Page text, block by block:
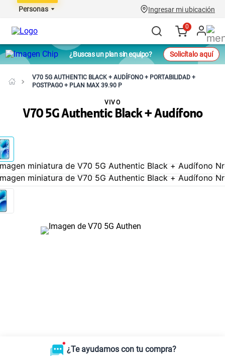
Personas Ingresar mi ubicación
0
¿Buscas un plan sin equipo? Solicítalo aquí
V70 5G AUTHENTIC BLACK + AUDÍFONO + PORTABILIDAD +
POSTPAGO + PLAN MAX 39.90 P
V70 5G Authentic Black + Audífono
VIVO
¿Te ayudamos con tu compra?